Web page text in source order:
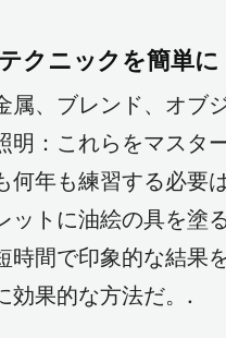
クニックを簡単に
属、ブレンド、オブ
明：これらをマスタ
何年も練習する必要
ットに油絵の具を塗
時間で印象的な結果
効果的な方法だ。.